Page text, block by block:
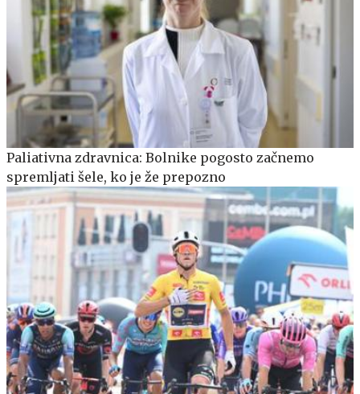
Paliativna zdravnica: Bolnike pogosto začnemo
spremljati šele, ko je že prepozno